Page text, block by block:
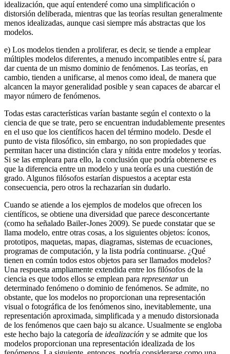
idealización, que aquí entenderé como una simplificación o
distorsión deliberada, mientras que las teorías resultan generalmente
menos idealizadas, aunque casi siempre más abstractas que los
modelos.
e) Los modelos tienden a proliferar, es decir, se tiende a emplear
múltiples modelos diferentes, a menudo incompatibles entre sí, para
dar cuenta de un mismo dominio de fenómenos. Las teorías, en
cambio, tienden a unificarse, al menos como ideal, de manera que
alcancen la mayor generalidad posible y sean capaces de abarcar el
mayor número de fenómenos.
Todas estas características varían bastante según el contexto o la
ciencia de que se trate, pero se encuentran indudablemente presentes
en el uso que los científicos hacen del término modelo. Desde el
punto de vista filosófico, sin embargo, no son propiedades que
permitan hacer una distinción clara y nítida entre modelos y teorías.
Si se las empleara para ello, la conclusión que podría obtenerse es
que la diferencia entre un modelo y una teoría es una cuestión de
grado. Algunos filósofos estarían dispuestos a aceptar esta
consecuencia, pero otros la rechazarían sin dudarlo.
Cuando se atiende a los ejemplos de modelos que ofrecen los
científicos, se obtiene una diversidad que parece desconcertante
(como ha señalado Bailer-Jones 2009). Se puede constatar que se
llama modelo, entre otras cosas, a los siguientes objetos: íconos,
prototipos, maquetas, mapas, diagramas, sistemas de ecuaciones,
programas de computación, y la lista podría continuarse. ¿Qué
tienen en común todos estos objetos para ser llamados modelos?
Una respuesta ampliamente extendida entre los filósofos de la
ciencia es que todos ellos se emplean para representarun
determinado fenómeno o dominio de fenómenos. Se admite, no
obstante, que los modelos no proporcionan una representación
visual o fotográfica de los fenómenos sino, inevitablemente, una
representación aproximada, simplificada y a menudo distorsionada
de los fenómenos que caen bajo su alcance. Usualmente se engloba
este hecho bajo la categoría de idealización y se admite que los
modelos proporcionan una representación idealizada de los